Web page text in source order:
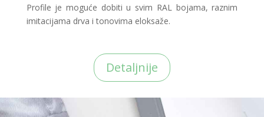
Profile je moguće dobiti u svim RAL bojama, raznim
imitacijama drva i tonovima eloksaže.
Detaljnije